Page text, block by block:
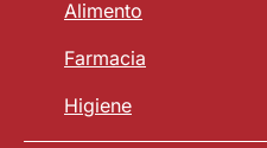
Alimento
Farmacia
Higiene